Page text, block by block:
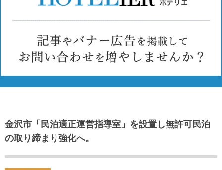
金沢市「民泊適正運営指導室」を設置し無許可民泊
の取り締まり強化へ。